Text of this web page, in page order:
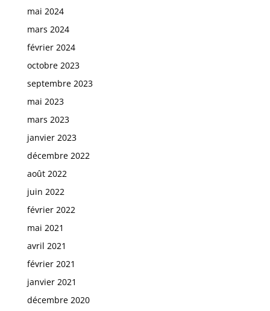
mai 2024
mars 2024
février 2024
octobre 2023
septembre 2023
mai 2023
mars 2023
janvier 2023
décembre 2022
août 2022
juin 2022
février 2022
mai 2021
avril 2021
février 2021
janvier 2021
décembre 2020